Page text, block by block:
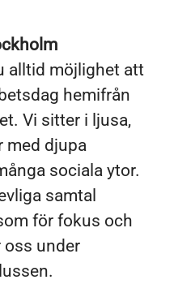
alltid möjlighet att
hemifrån
Vi sitter i ljusa,
med djupa
sociala ytor.
samtal
för fokus och
oss under